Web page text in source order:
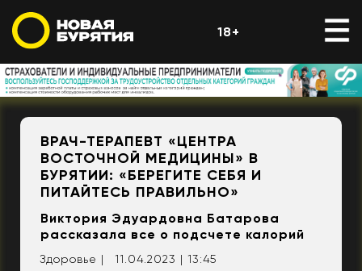
18+
ВРАЧ-ТЕРАПЕВТ «ЦЕНТРА
ВОСТОЧНОЙ МЕДИЦИНЫ» В
БУРЯТИИ: «БЕРЕГИТЕ СЕБЯ И
ПИТАЙТЕСЬ ПРАВИЛЬНО»
Виктория Эдуардовна Батарова
рассказала все о подсчете калорий
Здоровье | 11.04.2023 | 13:45